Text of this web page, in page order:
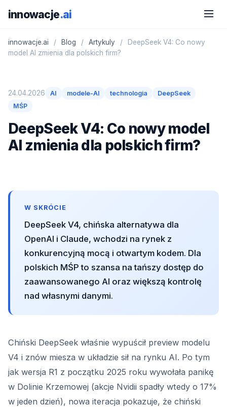
innowacje.ai
innowacje.ai / Blog / Artykuly /
DeepSeek V4: Co nowy
model AI zmienia dla polskich firm?
24.04.2026 AI modele-AI technologia
DeepSeek
MŚP
DeepSeek V4: Co nowy model
AI zmienia dla polskich firm?
W SKRÓCIE
DeepSeek V4, chińska alternatywa dla
OpenAI i Claude, wchodzi na rynek z
konkurencyjną mocą i otwartym kodem. Dla
polskich MŚP to szansa na tańszy dostęp do
zaawansowanego AI oraz większą kontrolę
nad własnymi danymi.
Chiński DeepSeek właśnie wypuścił preview modelu
V4 i znów miesza w układzie sił na rynku AI. Po tym
jak wersja R1 z początku 2025 roku wywołała panikę
w Dolinie Krzemowej (akcje Nvidii spadły wtedy o 17%
w jeden dzień), nowa iteracja pokazuje, że chiński